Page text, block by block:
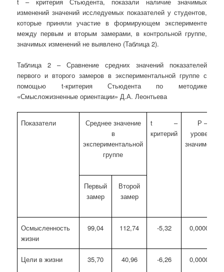
изменений значений исследуемых показателей у студентов,
которые приняли участие в формирующем эксперименте
между первым и вторым замерами, в контрольной группе,
значимых изменений не выявлено (Таблица 2).
Таблица 2 – Сравнение средних значений показателей
первого и второго замеров в экспериментальной группе с
помощью t-критерия Стьюдента по методике
«Смысложизненные ориентации» Д.А. Леонтьева
Показатели
Среднее значение
в
экспериментальной
группе
t –
критерий
Р –
уровень
значимости
Первый
замер
Второй
замер
Осмысленность
жизни
99,04 112,74 -5,32 0,000014
Цели в жизни 35,70 40,96 -6,26 0,000001